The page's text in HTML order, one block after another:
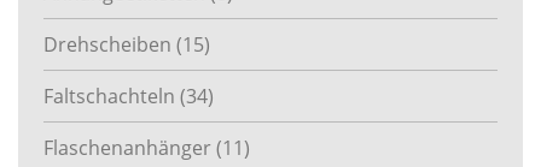
Drehscheiben (15)
Faltschachteln (34)
Flaschenanhänger(11)